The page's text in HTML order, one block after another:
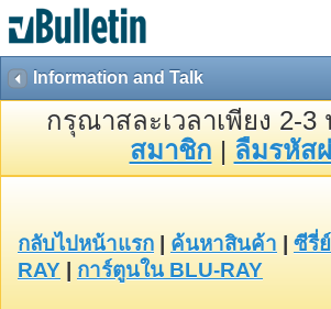
Information and Talk
กรุณาสละเวลาเพียง 2-3
สมาชิก | ลืมรหัส
กลับไปหน้าแรก ค้นหาสินค้า
ซีรี่
RAY
การ์ตูนใน BLU-RAY